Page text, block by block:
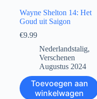
Wayne Shelton 14: Het
Goud uit Saigon
€9.99
Nederlandstalig,
Verschenen
Augustus 2024
Toevoegen aan
winkelwagen